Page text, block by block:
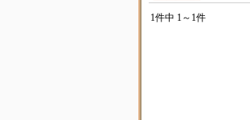
1件中 1～1件